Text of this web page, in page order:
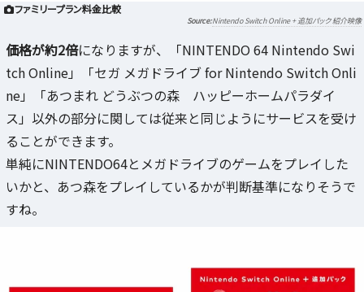
ファミリープラン料金比較
Nintendo Switch Online + 追加パック 紹介映像
価格が約2倍になりますが、「NINTENDO 64 Nintendo Swi
tch Online」「セガ メガドライブ for Nintendo Switch Onli
ne」「あつまれ どうぶつの森 ハッピーホームパラダイ
ス」以外の部分に関しては従来と同じようにサービスを受け
ることができます。
単純にNINTENDO64とメガドライブのゲームをプレイした
いかと、あつ森をプレイしているかが判断基準になりそうで
すね。